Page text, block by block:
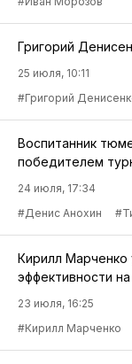
Григорий
25 июля, 10:11
#Григорий
Воспитанник
победителем
24 июля, 17:34
#Денис Анохин
Кирилл
эффективности
23 июля, 16:25
#Кирилл Марченко